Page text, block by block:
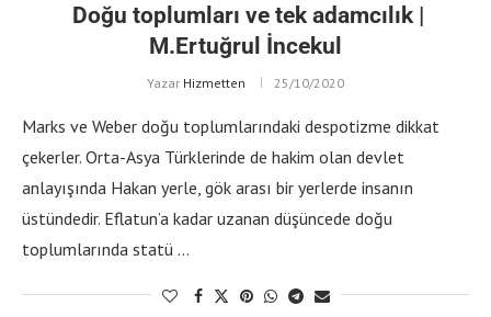
Doğu toplumları ve tek adamcılık |
M.Ertuğrul İncekul
Yazar Hizmetten 25/10/2020
Marks ve Weber doğu toplumlarındaki despotizme dikkat
çekerler. Orta-Asya Türklerinde de hakim olan devlet
anlayışında Hakan yerle, gök arası bir yerlerde insanın
üstündedir. Eflatun’a kadar uzanan düşüncede doğu
toplumlarında statü …